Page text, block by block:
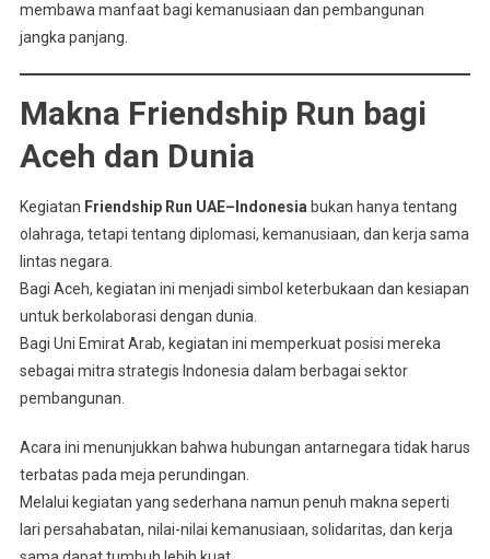
membawa manfaat bagi kemanusiaan dan pembangunan
jangka panjang.
Makna Friendship Run bagi
Aceh dan Dunia
Kegiatan Friendship Run UAE–Indonesiabukan hanya tentang
olahraga, tetapi tentang diplomasi, kemanusiaan, dan kerja sama
lintas negara.
Bagi Aceh, kegiatan ini menjadi simbol keterbukaan dan kesiapan
untuk berkolaborasi dengan dunia.
Bagi Uni Emirat Arab, kegiatan ini memperkuat posisi mereka
sebagai mitra strategis Indonesia dalam berbagai sektor
pembangunan.
Acara ini menunjukkan bahwa hubungan antarnegara tidak harus
terbatas pada meja perundingan.
Melalui kegiatan yang sederhana namun penuh makna seperti
lari persahabatan, nilai-nilai kemanusiaan, solidaritas, dan kerja